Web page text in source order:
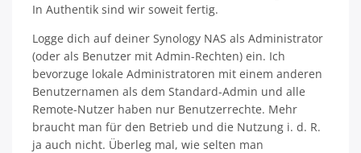
In Authentik sind wir soweit fertig.
Logge dich auf deiner Synology NAS als Administrator
(oder als Benutzer mit Admin-Rechten) ein. Ich
bevorzuge lokale Administratoren mit einem anderen
Benutzernamen als dem Standard-Admin und alle
Remote-Nutzer haben nur Benutzerrechte. Mehr
braucht man für den Betrieb und die Nutzung i. d. R.
ja auch nicht. Überleg mal, wie selten man